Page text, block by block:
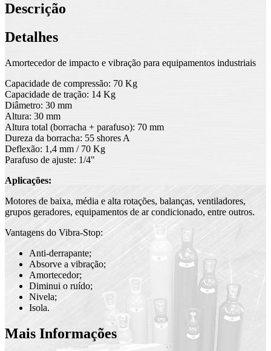
Descrição
Detalhes
Amortecedor de impacto e vibração para equipamentos industriais
Capacidade de compressão: 70 Kg
Capacidade de tração: 14 Kg
Diâmetro: 30 mm
Altura: 30 mm
Altura total (borracha + parafuso): 70 mm
Dureza da borracha: 55 shores A
Deflexão: 1,4 mm / 70 Kg
Parafuso de ajuste: 1/4"
Aplicações:
Motores de baixa, média e alta rotações, balanças, ventiladores,
grupos geradores, equipamentos de ar condicionado, entre outros.
Vantagens do Vibra-Stop:
Anti-derrapante;
Absorve a vibração;
Amortecedor;
Diminui o ruído;
Nivela;
Isola.
Mais Informações